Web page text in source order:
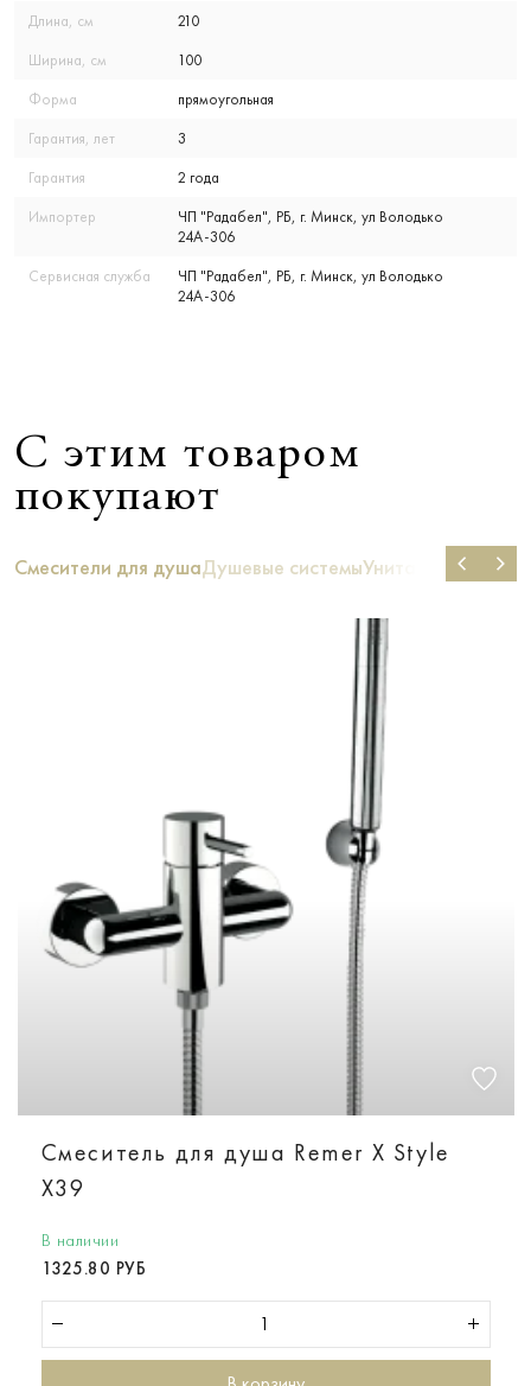
Длина, см 210
Ширина, см 100
Форма прямоугольная
Гарантия, лет 3
Гарантия 2 года
Импортер
ЧП "Радабел", РБ, г. Минск, ул Володько
24А-306
Сервисная служба
ЧП "Радабел", РБ, г. Минск, ул Володько
24А-306
С этим товаром
покупают
Смесители для душаДушевые системыУнитазы Ванны
Смеситель для душа Remer X Style
X39
В наличии
1325.80 РУБ